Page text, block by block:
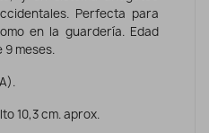
Perfecta para
en la guardería. Edad
meses.
10,3 cm. aprox.